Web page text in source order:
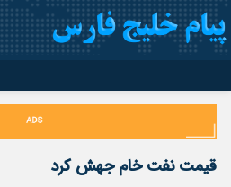
اینستاگرام
سروش
نام کاربری یا نشانی ایمیل
رمز عبور
قیمت نفت خام جهش کرد